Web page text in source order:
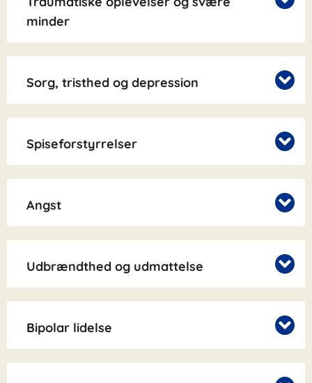
minder
Sorg, tristhed og depression
Spiseforstyrrelser
Angst
Udbrændthed og udmattelse
Bipolar lidelse